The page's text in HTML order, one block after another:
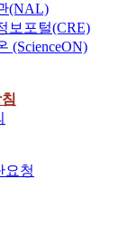
(NAL)
보포털(CRE)
(ScienceON)
요청